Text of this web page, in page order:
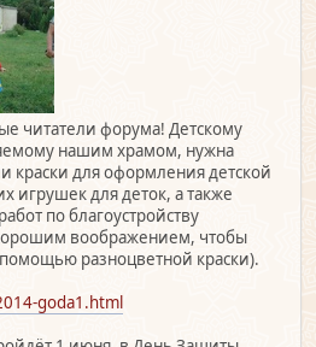
читатели форума! Детскому
нашим храмом, нужна
краски для оформления детской
игрушек для деток, а также
по благоустройству
воображением, чтобы
разноцветной краски).
goda1.html